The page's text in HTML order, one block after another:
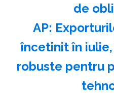
de
AP:
încetinit în
robuste pentru